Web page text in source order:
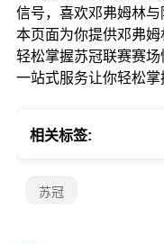
信号，喜欢邓弗姆林与
本页面为你提供邓弗
轻松掌握苏冠联赛赛场
一站式服务让你轻松掌
相关标签:
苏冠